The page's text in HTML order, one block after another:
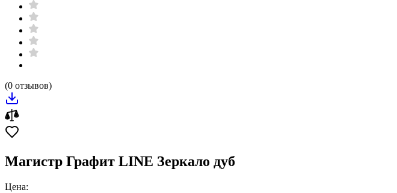
(0 отзывов)
Магистр Графит LINE Зеркало дуб
Цена: